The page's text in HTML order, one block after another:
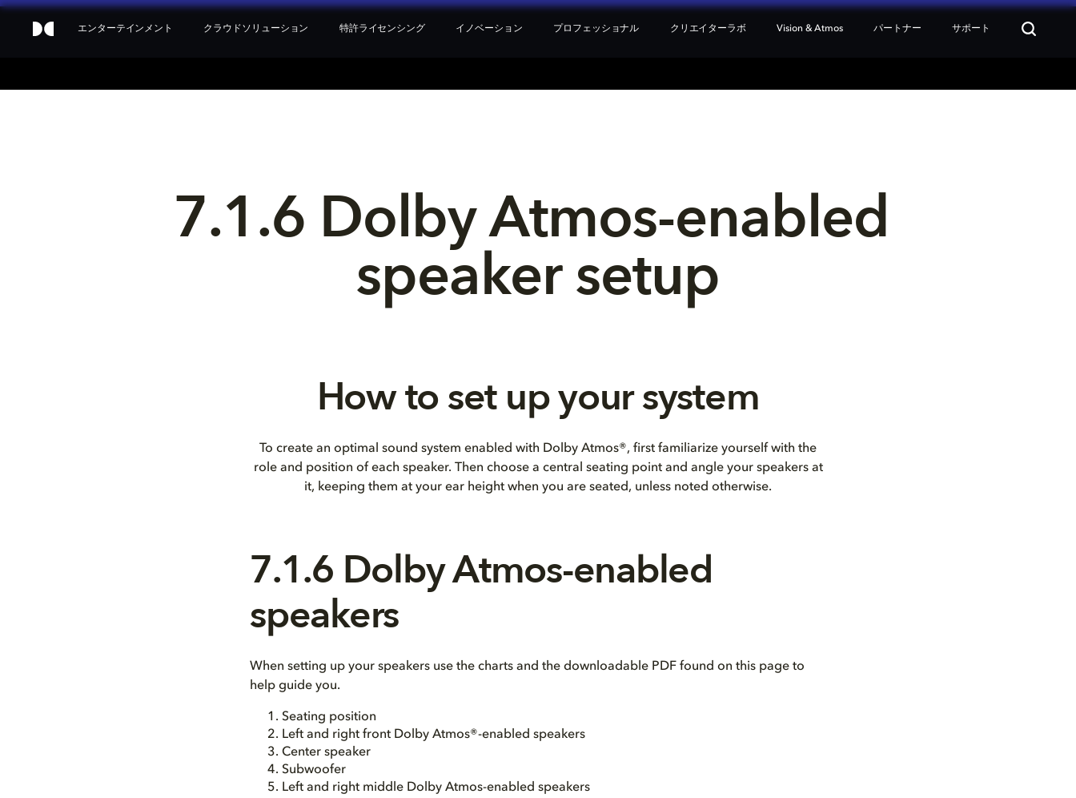
エンターテインメント クラウドソリューション 特許ライセンシング イノベーション プロフェッショナル クリエイターラボ Vision & Atmos パートナー サポート
7.1.6 Dolby Atmos-enabled
speaker setup
How to set up your system
To create an optimal sound system enabled with Dolby Atmos®, first familiarize yourself with the
role and position of each speaker. Then choose a central seating point and angle your speakers at
it, keeping them at your ear height when you are seated, unless noted otherwise.
7.1.6 Dolby Atmos-enabled
speakers
When setting up your speakers use the charts and the downloadable PDF found on this page to
help guide you.
Seating position
Left and right front Dolby Atmos®-enabled speakers
Center speaker
Subwoofer
Left and right middle Dolby Atmos-enabled speakers